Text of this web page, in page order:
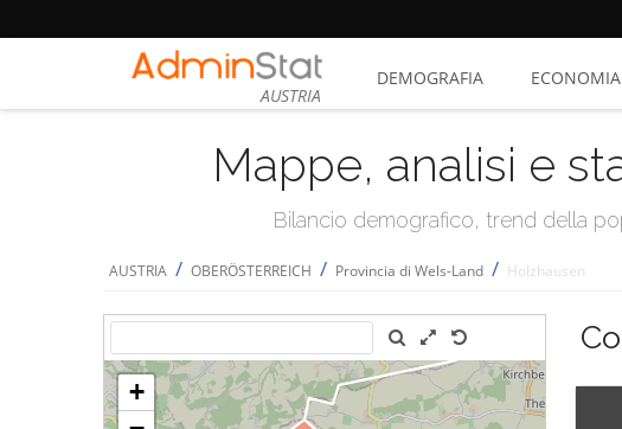
AUSTRIA
DEMOGRAFIA ECONOMIA
Mappe, analisi e
Bilancio demografico, trend della
AUSTRIA / OBERÖSTERREICH / Provincia di Wels-Land / Holzhausen